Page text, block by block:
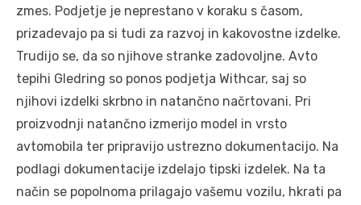
zmes. Podjetje je neprestano v koraku s časom,
prizadevajo pa si tudi za razvoj in kakovostne izdelke.
Trudijo se, da so njihove stranke zadovoljne. Avto
tepihi Gledring so ponos podjetja Withcar, saj so
njihovi izdelki skrbno in natančno načrtovani. Pri
proizvodnji natančno izmerijo model in vrsto
avtomobila ter pripravijo ustrezno dokumentacijo. Na
podlagi dokumentacije izdelajo tipski izdelek. Na ta
način se popolnoma prilagajo vašemu vozilu, hkrati pa